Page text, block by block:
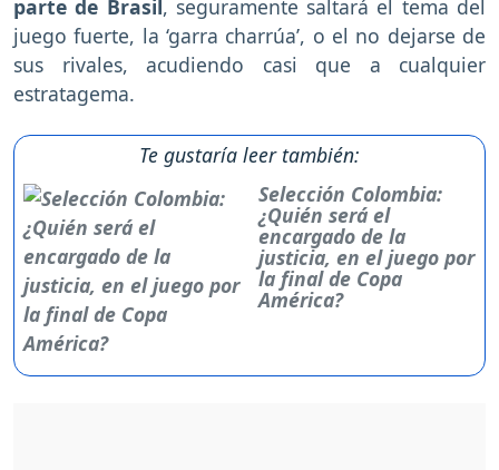
parte de Brasil, seguramente saltará el tema del
juego fuerte, la ‘garra charrúa’, o el no dejarse de
sus rivales, acudiendo casi que a cualquier
estratagema.
Te gustaría leer también:
Selección Colombia:
¿Quién será el
encargado de la
justicia, en el juego por
la final de Copa
América?